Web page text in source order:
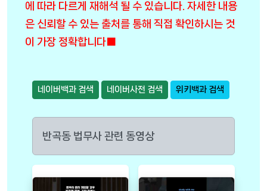
에 따라 다르게 재해석 될 수 있습니다. 자세한 내용
은 신뢰할 수 있는 출처를 통해 직접 확인하시는 것
이 가장 정확합니다■
네이버백과 검색 네이버사전 검색 위키백과 검색
반곡동 법무사 관련 동영상